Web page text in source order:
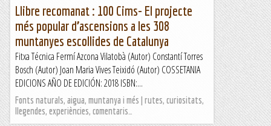
Llibre recomanat : 100 Cims- El projecte
més popular d’ascensions a les 308
muntanyes escollides de Catalunya
Fitxa Técnica Fermí Azcona Vilatobà (Autor) Constantí Torres
Bosch (Autor) Joan Maria Vives Teixidó (Autor) COSSETANIA
EDICIONS AÑO DE EDICIÓN: 2018 ISBN:...
Fonts naturals, aigua, muntanya i més | rutes, curiositats,
llegendes, experiències, comentaris…